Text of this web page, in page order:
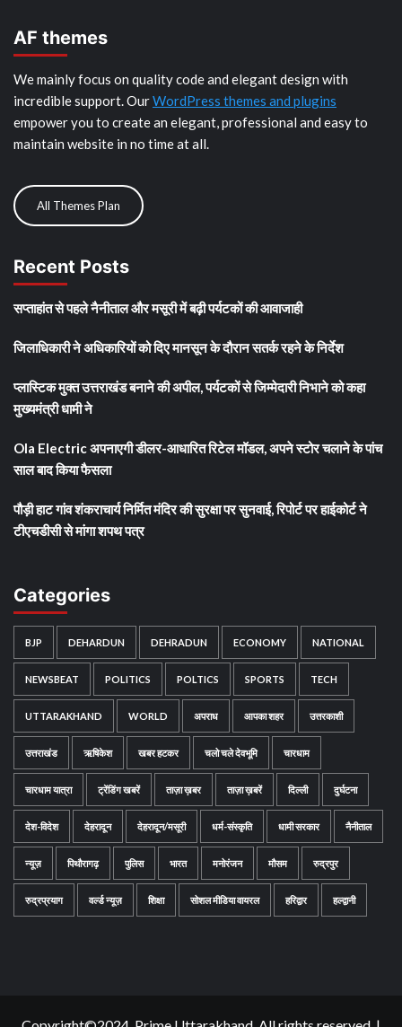
AF themes
We mainly focus on quality code and elegant design with
incredible support. OurWordPress themes and plugins
empower you to create an elegant, professional and easy to
maintain website in no time at all.
All Themes Plan
Recent Posts
सप्ताहांत से पहले नैनीताल और मसूरी में बढ़ी पर्यटकों की आवाजाही
जिलाधिकारी ने अधिकारियों को दिए मानसून के दौरान सतर्क रहने के निर्देश
प्लास्टिक मुक्त उत्तराखंड बनाने की अपील, पर्यटकों से जिम्मेदारी निभाने को कहा
मुख्यमंत्री धामी ने
Ola Electric अपनाएगी डीलर-आधारित रिटेल मॉडल, अपने स्टोर चलाने के पांच
साल बाद किया फैसला
पौड़ी हाट गांव शंकराचार्य निर्मित मंदिर की सुरक्षा पर सुनवाई, रिपोर्ट पर हाईकोर्ट ने
टीएचडीसी से मांगा शपथ पत्र
Categories
BJP DEHARDUN DEHRADUN ECONOMY NATIONAL
NEWSBEAT POLITICS POLTICS SPORTS TECH
UTTARAKHAND WORLD अपराध आपका शहर उत्तरकाशी
उत्तराखंड ऋषिकेश खबर हटकर चलो चले देवभूमि चारधाम
चारधाम यात्रा ट्रेंडिंग खबरें ताज़ा ख़बर ताज़ा ख़बरें दिल्ली दुर्घटना
देश-विदेश देहरादून देहरादून/मसूरी धर्म-संस्कृति धामी सरकार नैनीताल
न्यूज़ पिथौरागढ़ पुलिस भारत मनोरंजन मौसम रुद्रपुर
रुद्रप्रयाग वर्ल्ड न्यूज़ शिक्षा सोशल मीडिया वायरल हरिद्वार हल्द्वानी